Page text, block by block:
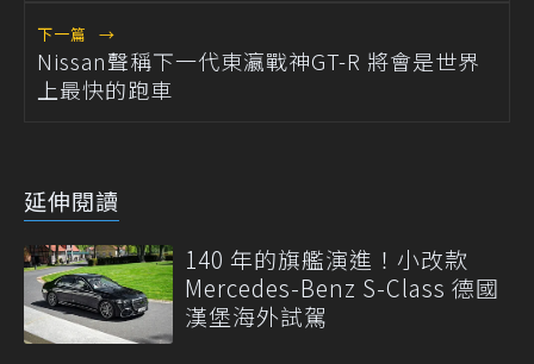
下一篇 →
Nissan聲稱下一代東瀛戰神GT-R 將會是世界
上最快的跑車
延伸閱讀
140 年的旗艦演進！小改款
Mercedes-Benz S-Class 德國
漢堡海外試駕